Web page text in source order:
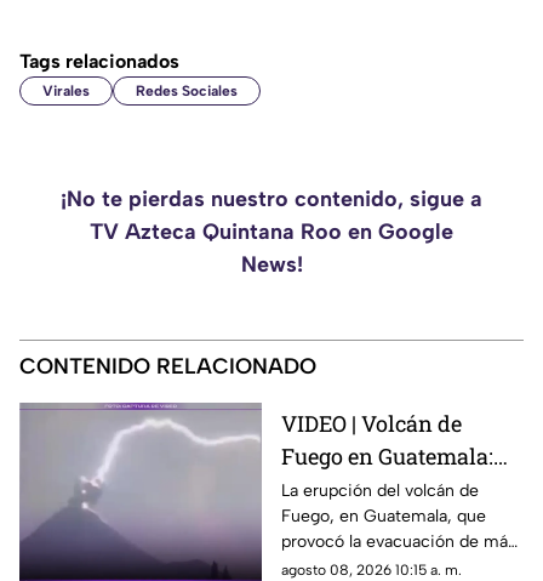
Tags relacionados
Virales Redes Sociales
¡No te pierdas nuestro contenido, sigue a
TV Azteca Quintana Roo en Google
News!
CONTENIDO RELACIONADO
VIDEO | Volcán de
Fuego en Guatemala:
Tras 50 horas de
actividad, finaliza su
erupción
La erupción del volcán de
Fuego, en Guatemala, que
provocó la evacuación de más
de 1,700 personas, finalizó tras
agosto 08, 2026 10:15 a. m.